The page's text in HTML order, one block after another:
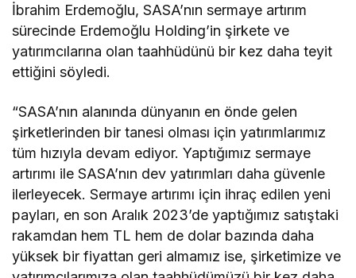
İbrahim Erdemoğlu, SASA’nın sermaye artırım
sürecinde Erdemoğlu Holding’in şirkete ve
yatırımcılarına olan taahhüdünü bir kez daha teyit
ettiğini söyledi.
“SASA’nın alanında dünyanın en önde gelen
şirketlerinden bir tanesi olması için yatırımlarımız
tüm hızıyla devam ediyor. Yaptığımız sermaye
artırımı ile SASA’nın dev yatırımları daha güvenle
ilerleyecek. Sermaye artırımı için ihraç edilen yeni
payları, en son Aralık 2023’de yaptığımız satıştaki
rakamdan hem TL hem de dolar bazında daha
yüksek bir fiyattan geri almamız ise, şirketimize ve